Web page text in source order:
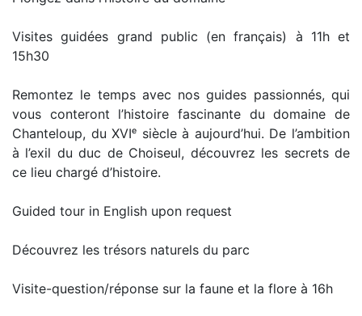
Visites guidées grand public (en français) à 11h et
15h30
Remontez le temps avec nos guides passionnés, qui
vous conteront l’histoire fascinante du domaine de
Chanteloup, du XVIᵉ siècle à aujourd’hui. De l’ambition
à l’exil du duc de Choiseul, découvrez les secrets de
ce lieu chargé d’histoire.
Guided tour in English upon request
Découvrez les trésors naturels du parc
Visite-question/réponse sur la faune et la flore à 16h